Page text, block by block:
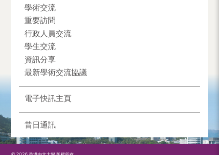
學術交流
重要訪問
行政人員交流
學生交流
資訊分享
最新學術交流協議
電子快訊主頁
昔日通訊